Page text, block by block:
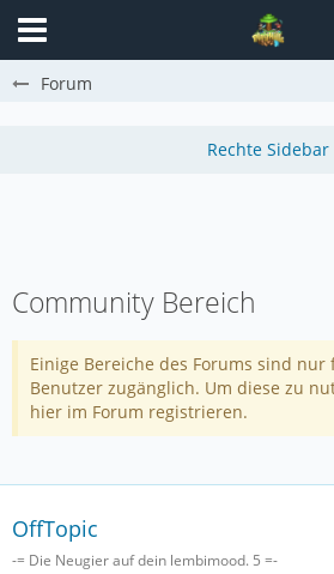
Forum
Community Bereich
Einige Bereiche des Forums sind
Benutzer zugänglich. Um diese zu
hier im Forum registrieren.
OffTopic
-= Die Neugier auf dein lembimood. 5 =-